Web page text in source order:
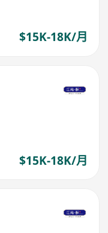
$15K-18K/月
$15K-18K/月